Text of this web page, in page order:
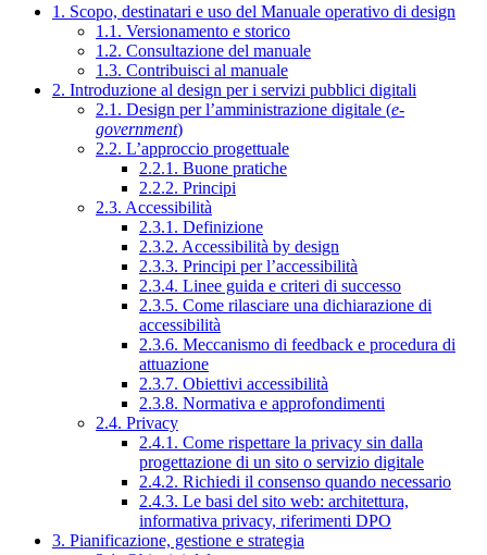
1. Scopo, destinatari e uso del Manuale operativo di design
1.1. Versionamento e storico
1.2. Consultazione del manuale
1.3. Contribuisci al manuale
2. Introduzione al design per i servizi pubblici digitali
2.1. Design per l’amministrazione digitale (e-
government)
2.2. L’approccio progettuale
2.2.1. Buone pratiche
2.2.2. Principi
2.3. Accessibilità
2.3.1. Definizione
2.3.2. Accessibilità by design
2.3.3. Principi per l’accessibilità
2.3.4. Linee guida e criteri di successo
2.3.5. Come rilasciare una dichiarazione di
accessibilità
2.3.6. Meccanismo di feedback e procedura di
attuazione
2.3.7. Obiettivi accessibilità
2.3.8. Normativa e approfondimenti
2.4. Privacy
2.4.1. Come rispettare la privacy sin dalla
progettazione di un sito o servizio digitale
2.4.2. Richiedi il consenso quando necessario
2.4.3. Le basi del sito web: architettura,
informativa privacy, riferimenti DPO
3. Pianificazione, gestione e strategia